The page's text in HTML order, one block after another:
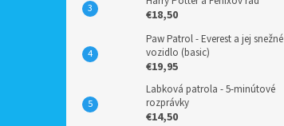
€18,50
Paw Patrol - Everest a jej snežné
vozidlo (basic)
€19,95
Labková patrola - 5-minútové
rozprávky
€14,50